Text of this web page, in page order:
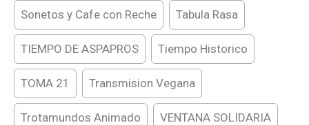
Sonetos y Cafe con Reche Tabula Rasa
TIEMPO DE ASPAPROS Tiempo Historico
TOMA 21 Transmision Vegana
Trotamundos Animado VENTANA SOLIDARIA